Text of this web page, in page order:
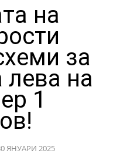
на
за
лева на
1
ЯНУАРИ 2025